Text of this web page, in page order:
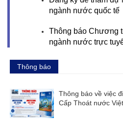
ngành nước quốc tế
Thông báo Chương
ngành nước trực
Thông báo
Thông báo về việc
Cấp Thoát nước